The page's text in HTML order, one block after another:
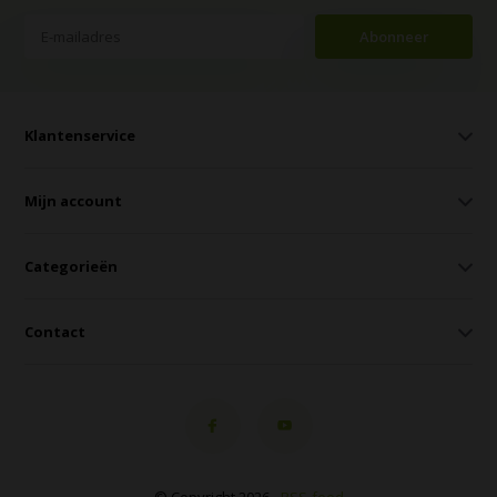
Abonneer
Klantenservice
Mijn account
Categorieën
Contact